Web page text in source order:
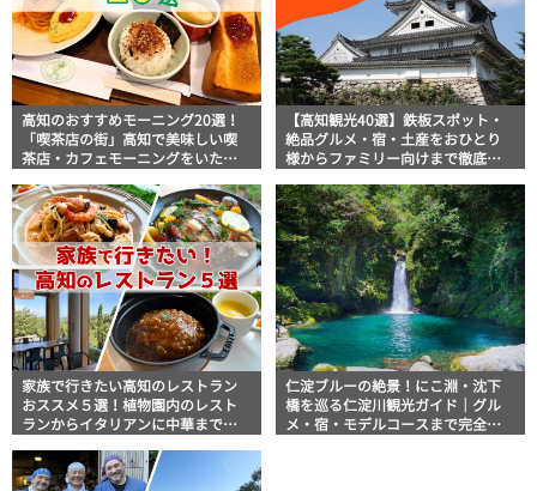
高知のおすすめモーニング20選！
「喫茶店の街」高知で美味しい喫
茶店・カフェモーニングをいただ
【高知観光40選】鉄板スポット・
絶品グルメ・宿・土産をおひとり
様からファミリー向けまで徹底解
家族で行きたい高知のレストラン
おススメ５選！植物園内のレスト
ランからイタリアンに中華まで楽
仁淀ブルーの絶景！にこ淵・沈下
橋を巡る仁淀川観光ガイド｜グル
メ・宿・モデルコースまで完全網